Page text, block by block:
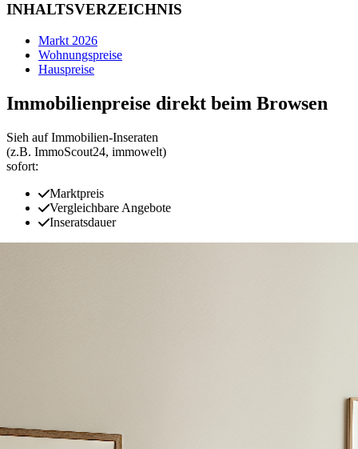
INHALTSVERZEICHNIS
Markt 2026
Wohnungspreise
Hauspreise
Immobilienpreise direkt beim Browsen
Sieh auf Immobilien‑Inseraten
(z.B. ImmoScout24, immowelt)
sofort:
Marktpreis
Vergleichbare Angebote
Inseratsdauer